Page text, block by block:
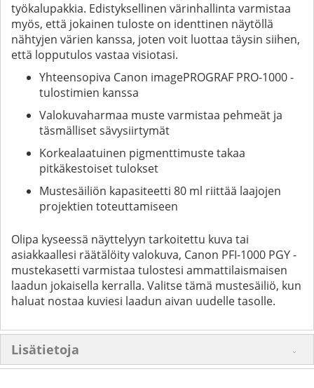
työkalupakkia. Edistyksellinen värinhallinta varmistaa
myös, että jokainen tuloste on identtinen näytöllä
nähtyjen värien kanssa, joten voit luottaa täysin siihen,
että lopputulos vastaa visiotasi.
Yhteensopiva Canon imagePROGRAF PRO-1000 -
tulostimien kanssa
Valokuvaharmaa muste varmistaa pehmeät ja
täsmälliset sävysiirtymät
Korkealaatuinen pigmenttimuste takaa
pitkäkestoiset tulokset
Mustesäiliön kapasiteetti 80 ml riittää laajojen
projektien toteuttamiseen
Olipa kyseessä näyttelyyn tarkoitettu kuva tai
asiakkaallesi räätälöity valokuva, Canon PFI-1000 PGY -
mustekasetti varmistaa tulostesi ammattilaismaisen
laadun jokaisella kerralla. Valitse tämä mustesäiliö, kun
haluat nostaa kuviesi laadun aivan uudelle tasolle.
Lisätietoja